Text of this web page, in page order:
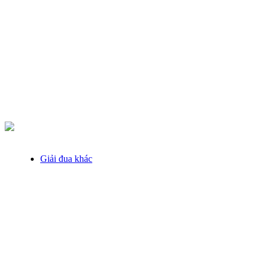
Giải đua khác